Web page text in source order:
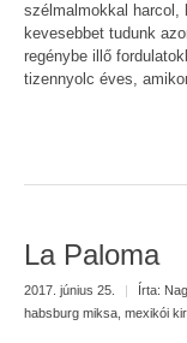
szélmalmokkal harcol,
kevesebbet tudunk
regénybe illő
tizennyolc éves,
La Paloma
2017. június 25. | Írta:
habsburg miksa mexikói